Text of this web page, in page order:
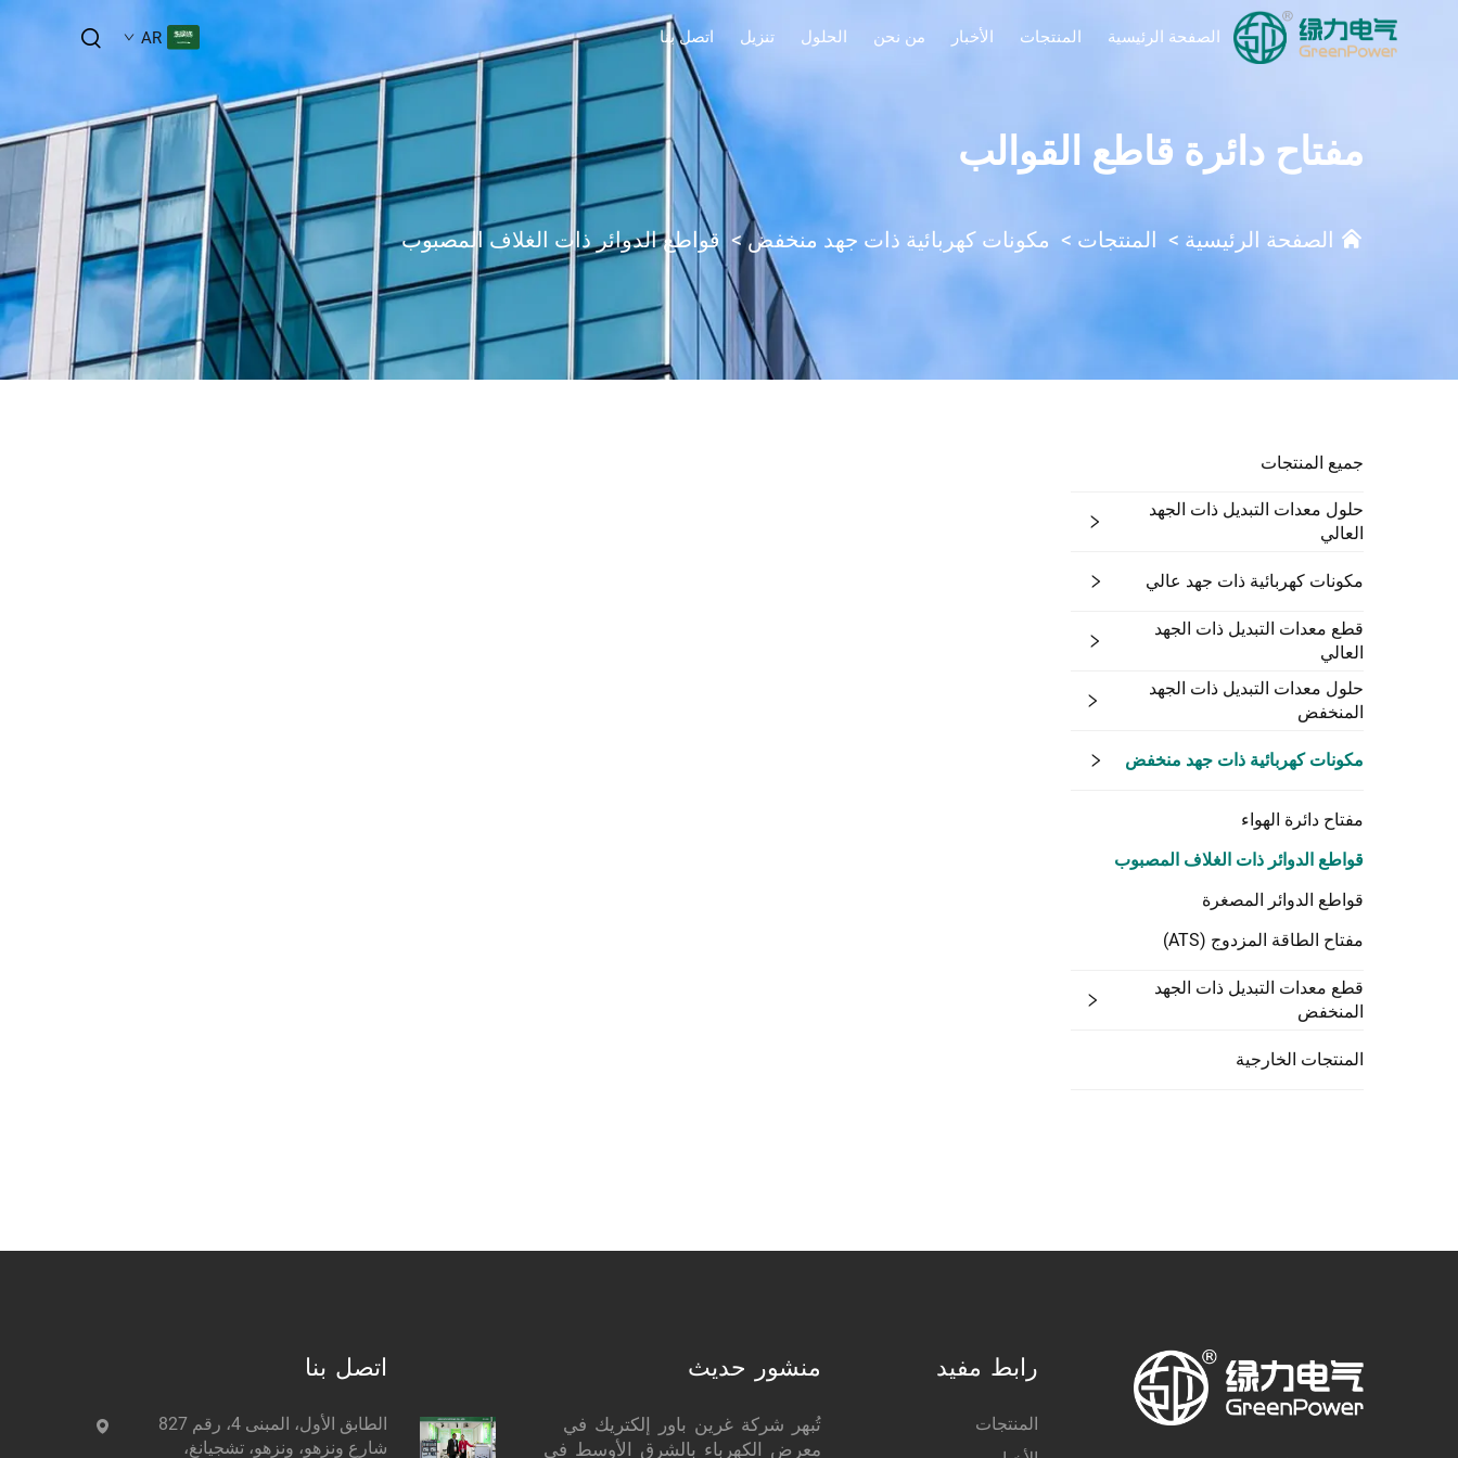
الصفحة الرئيسية المنتجات الأخبار من نحن الحلول تنزيل اتصل بنا AR
مفتاح دائرة قاطع القوالب
الصفحة الرئيسية > المنتجات > مكونات كهربائية ذات جهد منخفض> قواطع الدوائر ذات الغلاف المصبوب
جميع المنتجات
حلول معدات التبديل ذات الجهد
العالي
مكونات كهربائية ذات جهد عالي
قطع معدات التبديل ذات الجهد
العالي
حلول معدات التبديل ذات الجهد
المنخفض
مكونات كهربائية ذات جهد منخفض
مفتاح دائرة الهواء
قواطع الدوائر ذات الغلاف المصبوب
قواطع الدوائر المصغرة
مفتاح الطاقة المزدوج (ATS)
قطع معدات التبديل ذات الجهد
المنخفض
المنتجات الخارجية
رابط مفيد
المنتجات
منشور حديث
تُبهر شركة غرين باور إلكتريك في
معرض الكهرباء بالشرق الأوسط في
اتصل بنا
الطابق الأول، المبنى 4، رقم 827
شارع ونزهو، ونزهو، تشجيانغ،